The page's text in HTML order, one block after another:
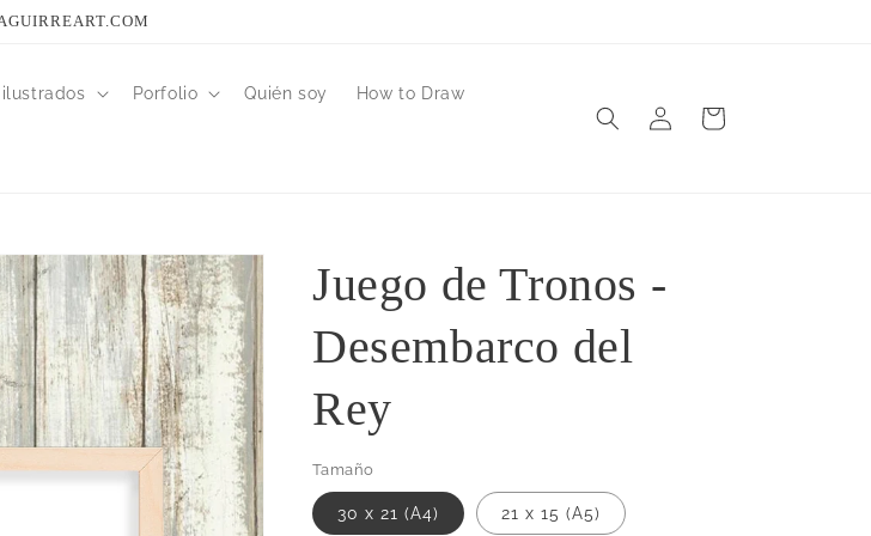
ilustrados Porfolio Quién soy How to Draw
sesión
Carrito
Juego de Tronos -
Desembarco del
Rey
Tamaño
30 x 21 (A4) 21 x 15 (A5)